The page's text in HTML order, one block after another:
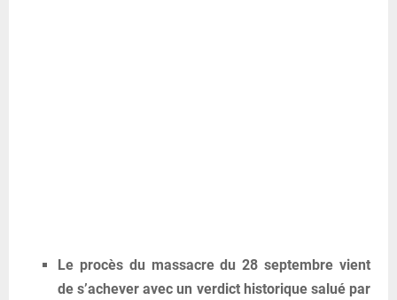
Le procès du massacre du 28 septembre vient
de s’achever avec un verdict historique salué par